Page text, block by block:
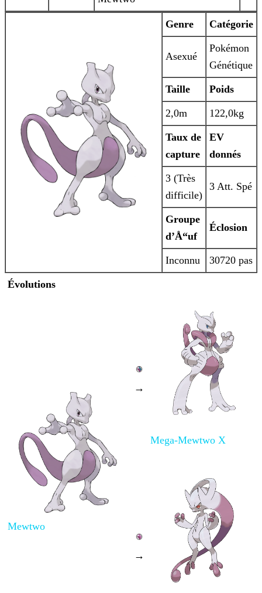
Genre Catégorie
Asexué
Pokémon
Génétique
Taille Poids
2,0m 122,0kg
Taux de
capture
EV
donnés
3 (Très
difficile)
3 Att. Spé
Groupe
d’Å“uf
Éclosion
Inconnu 30720 pas
Évolutions
Mewtwo
→
Mega-Mewtwo X
→